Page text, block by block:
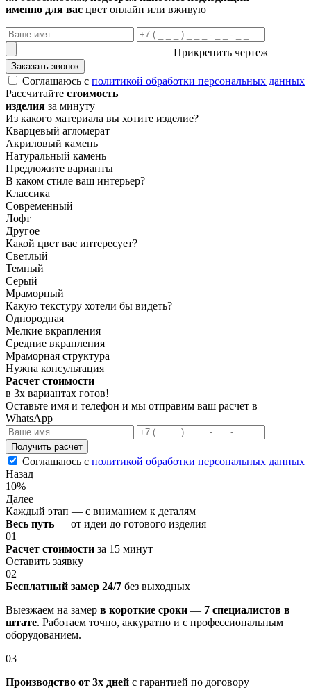
именно для вас цвет онлайн или вживую
Прикрепить чертеж
Заказать звонок
Соглашаюсь с политикой обработки персональных данных
Рассчитайте стоимость
изделия за минуту
Из какого материала вы хотите изделие?
Кварцевый агломерат
Акриловый камень
Натуральный камень
Предложите варианты
В каком стиле ваш интерьер?
Классика
Современный
Лофт
Другое
Какой цвет вас интересует?
Светлый
Темный
Серый
Мраморный
Какую текстуру хотели бы видеть?
Однородная
Мелкие вкрапления
Средние вкрапления
Мраморная структура
Нужна консультация
Расчет стоимости
в 3х вариантах готов!
Оставьте имя и телефон и мы отправим ваш расчет в
WhatsApp
Получить расчет
Соглашаюсь с политикой обработки персональных данных
Назад
10%
Далее
Каждый этап — с вниманием к деталям
Весь путь — от идеи до готового изделия
01
Расчет стоимости за 15 минут
Оставить заявку
02
Бесплатный замер 24/7 без выходных
Выезжаем на замер в короткие сроки — 7 специалистов в
штате. Работаем точно, аккуратно и с профессиональным
оборудованием.
03
Производство от 3х дней с гарантией по договору